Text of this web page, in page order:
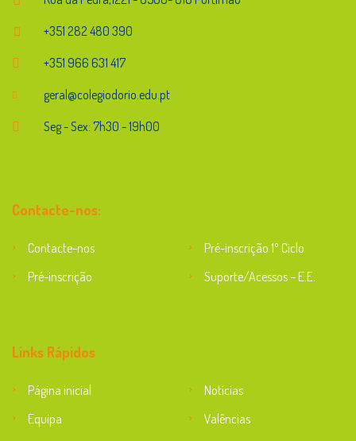
+351 282 480 390
+351 966 631 417
geral@colegiodorio.edu.pt
Seg - Sex: 7h30 - 19h00
Contacte-nos:
Contacte-nos
Pré-inscrição 1º Ciclo
Pré-inscrição
Suporte/Acessos – E.E.
Links Rápidos
Página inicial
Notícias
Equipa
Valências